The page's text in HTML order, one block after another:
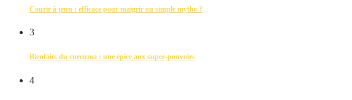
Courir à jeun : efficace pour maigrir ou simple mythe ?
3
Bienfaits du curcuma : une épice aux super-pouvoirs
4